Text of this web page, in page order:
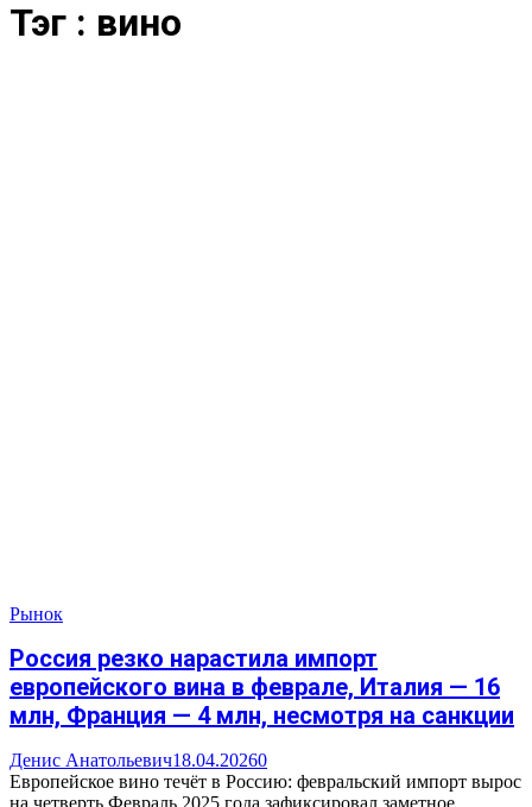
Тэг : вино
Рынок
Россия резко нарастила импорт
европейского вина в феврале, Италия — 16
млн, Франция — 4 млн, несмотря на санкции
Денис Анатольевич18.04.20260
Европейское вино течёт в Россию: февральский импорт вырос
на четверть Февраль 2025 года зафиксировал заметное